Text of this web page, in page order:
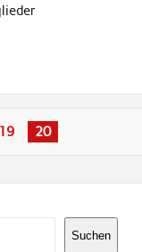
19 20
Suchen